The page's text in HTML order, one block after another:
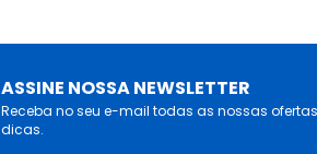
ASSINE NOSSA NEWSLETTER
Receba no seu e-mail todas as nossas
dicas.